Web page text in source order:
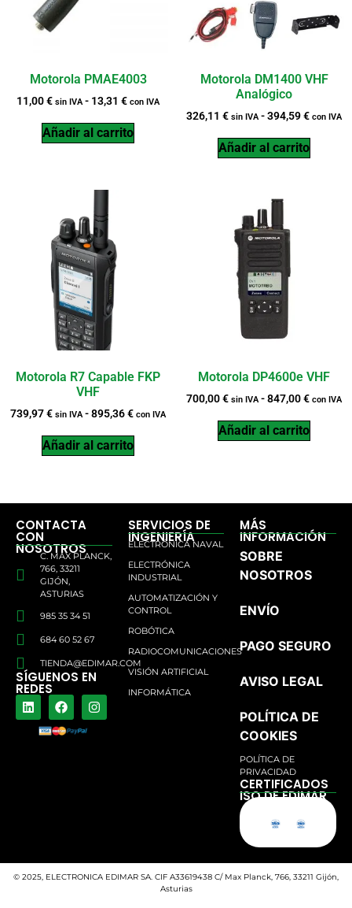
Motorola PMAE4003
11,00€ sin IVA - 13,31 € con IVA
Añadir al carrito
Motorola DM1400 VHF
Analógico
326,11 € sin IVA -394,59€ con IVA
Añadir al carrito
Motorola R7 Capable FKP
VHF
739,97€ sin IVA -895,36€ con IVA
Añadir al carrito
Motorola DP4600e VHF
700,00€ sin IVA -847,00€ con IVA
Añadir al carrito
CONTACTA
CON
NOSOTROS
C. MAX PLANCK,
766, 33211
GIJÓN,
ASTURIAS
985 35 34 51
684 60 52 67
TIENDA@EDIMAR.COM
SÍGUENOS EN
REDES
SERVICIOS DE
INGENIERÍA
ELECTRÓNICA NAVAL
ELECTRÓNICA
INDUSTRIAL
AUTOMATIZACIÓN Y
CONTROL
ROBÓTICA
RADIOCOMUNICACIONES
VISIÓN ARTIFICIAL
INFORMÁTICA
MÁS
INFORMACIÓN
SOBRE
NOSOTROS
ENVÍO
PAGO SEGURO
AVISO LEGAL
POLÍTICA DE
COOKIES
POLÍTICA DE
PRIVACIDAD
CERTIFICADOS
ISO DE EDIMAR
© 2025, ELECTRONICA EDIMAR SA. CIF A33619438 C/ Max Planck, 766, 33211 Gijón,
Asturias